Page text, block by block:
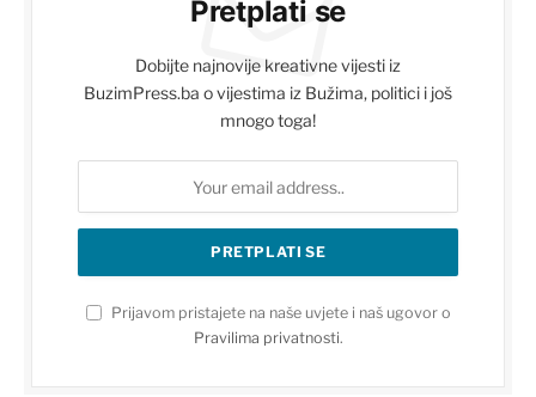
Pretplati se
Dobijte najnovije kreativne vijesti iz
BuzimPress.ba o vijestima iz Bužima, politici i još
mnogo toga!
Prijavom pristajete na naše uvjete i naš ugovor o
Pravilima privatnosti.